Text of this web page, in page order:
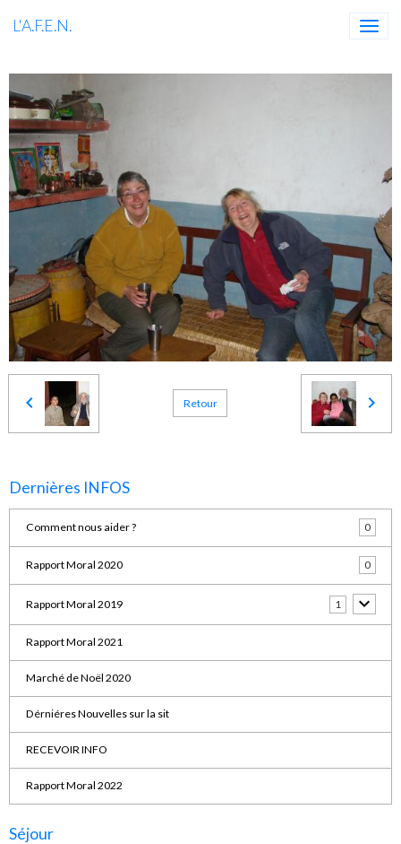
L'A.F.E.N.
Retour
Dernières INFOS
Comment nous aider ? 0
Rapport Moral 2020 0
Rapport Moral 2019 1
Rapport Moral 2021
Marché de Noël 2020
Dérniéres Nouvelles sur la sit
RECEVOIR INFO
Rapport Moral 2022
Séjour